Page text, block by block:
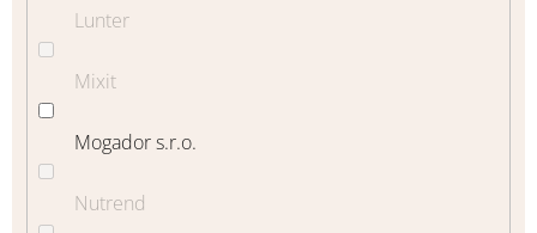
Lunter
Mixit
Mogador s.r.o.
Nutrend